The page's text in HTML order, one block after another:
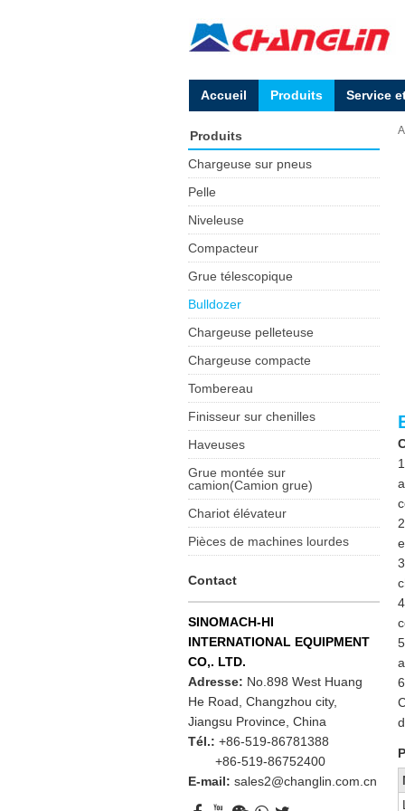
Accueil Produits Service
Produits
Chargeuse sur pneus
Pelle
Niveleuse
Compacteur
Grue télescopique
Bulldozer
Chargeuse pelleteuse
Chargeuse compacte
Tombereau
Finisseur sur chenilles
Haveuses
Grue montée sur
camion(Camion grue)
Chariot élévateur
Pièces de machines lourdes
Contact
SINOMACH-HI
INTERNATIONAL EQUIPMENT
CO,. LTD.
Adresse: No.898 West Huang
He Road, Changzhou city,
Jiangsu Province, China
Tél.: +86-519-86781388
+86-519-86752400
E-mail:sales2@changlin.com.cn